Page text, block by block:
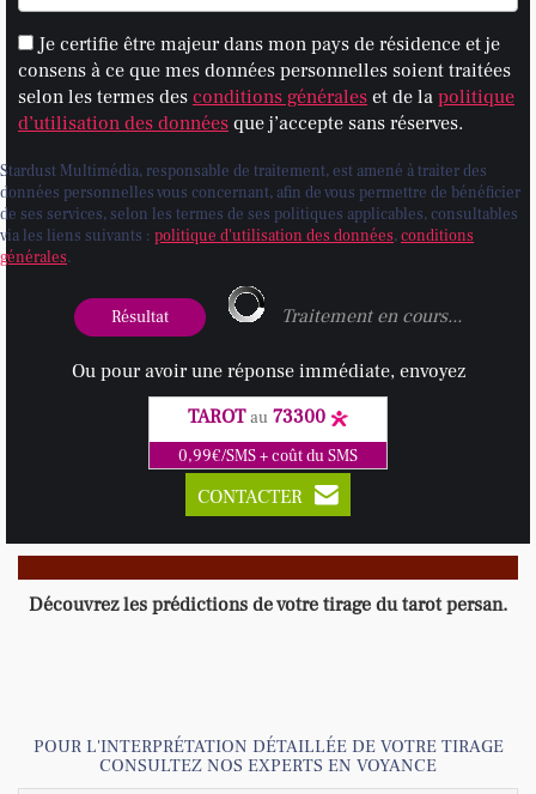
Je certifie être majeur dans mon pays de résidence et je
consens à ce que mes données personnelles soient traitées
selon les termes des conditions générales et de la politique
d’utilisation des données que j’accepte sans réserves.
Stardust Multimédia, responsable de traitement, est amené à traiter des
données personnelles vous concernant, afin de vous permettre de bénéficier
de ses services, selon les termes de ses politiques applicables, consultables
via les liens suivants : politique d'utilisation des données,conditions
générales.
Traitement en cours...
Ou pour avoir une réponse immédiate, envoyez
TAROT au 73300
0,99€/SMS + coût du SMS
CONTACTER
Découvrez les prédictions de votre tirage du tarot persan.
POUR L'INTERPRÉTATION DÉTAILLÉE DE VOTRE TIRAGE
CONSULTEZ NOS EXPERTS EN VOYANCE